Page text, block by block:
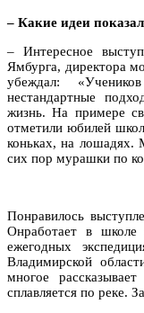
– Какие идеи
– Интересное
Ямбурга, директора
убеждал:
нестандартные
жизнь. На примере
отметили юбилей
коньках, на лошадях.
сих пор мурашки по
Понравилось
Онработает в
ежегодных
Владимирской
многое
сплавляется по реке.